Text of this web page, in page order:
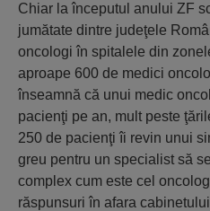
Chiar la începutul anului ZF
jumătate dintre judeţele
oncologi în spitalele din
aproape 600 de medici
înseamnă că unui medic
pacienţi pe an, mult peste
250 de pacienţi îi revin unui
greu pentru un specialist să
complex cum este cel
răspunsuri în afara